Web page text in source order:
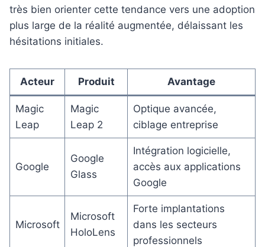
très bien orienter cette tendance vers une adoption
plus large de la réalité augmentée, délaissant les
hésitations initiales.
Acteur Produit Avantage
Magic
Leap
Magic
Leap 2
Optique avancée,
ciblage entreprise
Google
Google
Glass
Intégration logicielle,
accès aux applications
Google
Microsoft
Microsoft
HoloLens
Forte implantations
dans les secteurs
professionnels